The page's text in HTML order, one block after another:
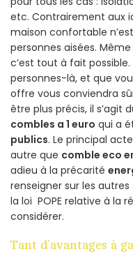
etc. Contrairement aux
maison confortable
personnes aisées.
c’est tout à fait
personnes-là, et que
offre vous conviendra
être plus précis, il s’agit
combles a 1 euro qui a
publics. Le principal
autre que comble eco
adieu à la précarité
renseigner sur les autres
la loi POPE relative à la
considérer.
Tant d’avantages à